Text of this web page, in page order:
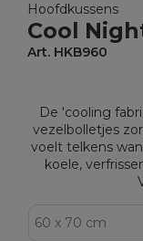
Hoofdkussens
Cool
Art. HKB960
De ‘cooling
vezelbolletjes
voelt telkens
koele,